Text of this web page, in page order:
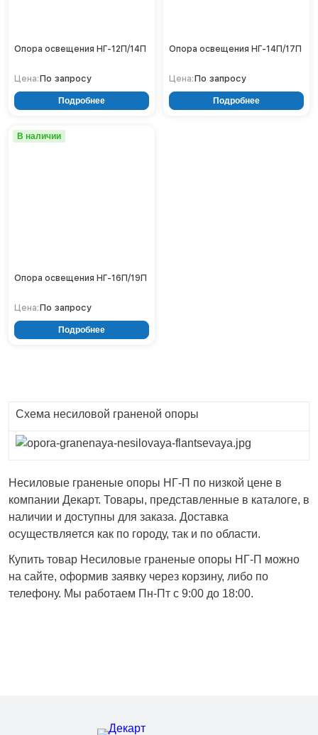
Опора освещения НГ-12П/14П
Цена:По запросу
Подробнее
Опора освещения НГ-14П/17П
Цена:По запросу
Подробнее
В наличии
Опора освещения НГ-16П/19П
Цена:По запросу
Подробнее
Схема несиловой граненой опоры
Несиловые граненые опоры НГ-П по низкой цене в
компании Декарт. Товары, представленные в каталоге, в
наличии и доступны для заказа. Доставка
осуществляется как по городу, так и по области.
Купить товар Несиловые граненые опоры НГ-П можно
на сайте, оформив заявку через корзину, либо по
телефону. Мы работаем Пн-Пт с 9:00 до 18:00.